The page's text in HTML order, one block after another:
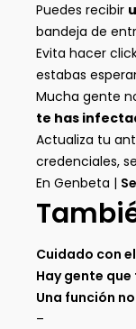
Puedes recibir
bandeja de
Evita hacer
estabas
Mucha gente
te has
Actualiza tu
credenciales,
En Genbeta |
Cuidado con
Hay gente
Una función
–